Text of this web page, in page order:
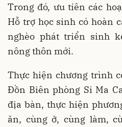
Trong đó, ưu tiên các
Hỗ trợ học sinh có hoàn
nghèo phát triển sinh
nông thôn mới.
Thực hiện chương trình
Đồn Biên phòng Si Ma
địa bàn, thực hiện
ăn, cùng ở, cùng làm,